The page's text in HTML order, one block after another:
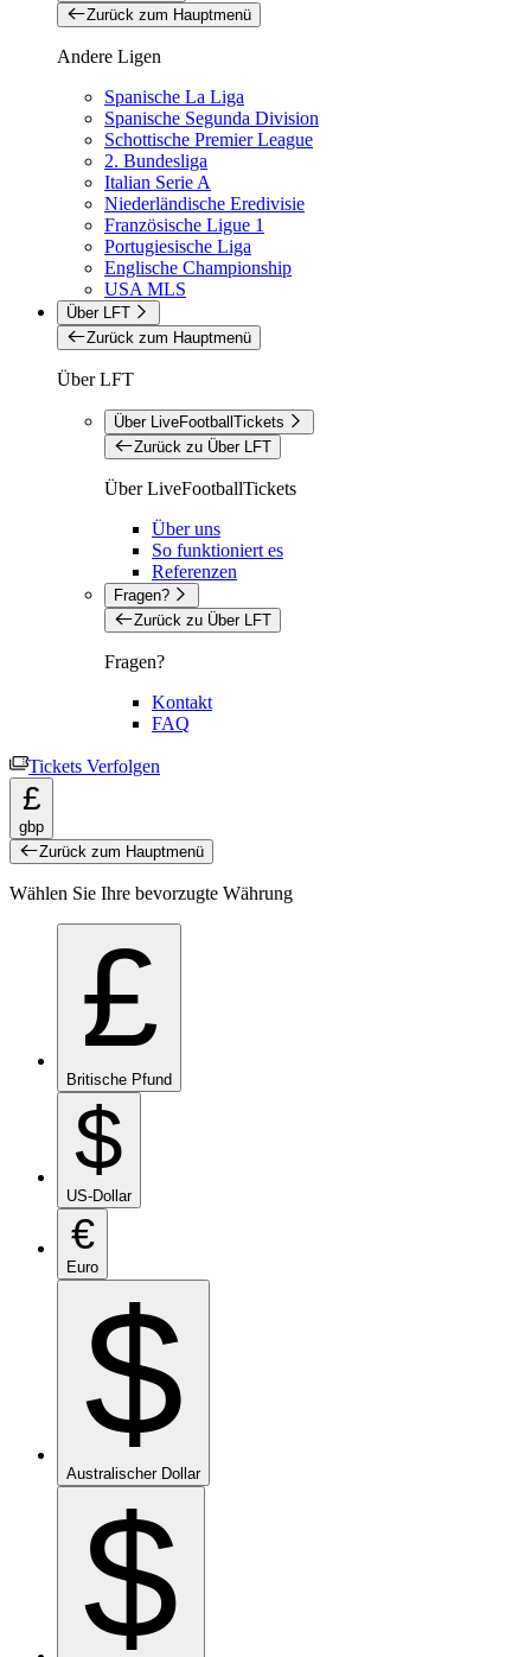
Zurück zum Hauptmenü
Andere Ligen
Spanische La Liga
Spanische Segunda Division
Schottische Premier League
2. Bundesliga
Italian Serie A
Niederländische Eredivisie
Französische Ligue 1
Portugiesische Liga
Englische Championship
USA MLS
Über LFT
Zurück zum Hauptmenü
Über LFT
Über LiveFootballTickets
Zurück zu Über LFT
Über LiveFootballTickets
Über uns
So funktioniert es
Referenzen
Fragen?
Zurück zu Über LFT
Fragen?
Kontakt
FAQ
Tickets Verfolgen
£
gbp
Zurück zum Hauptmenü
Wählen Sie Ihre bevorzugte Währung
£
Britische Pfund
$
US-Dollar
€
Euro
$
Australischer Dollar
$